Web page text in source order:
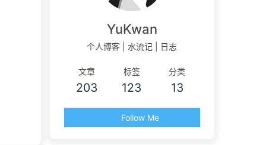
YuKwan
个人博客 | 水流记 | 日志
文章
203
标签
123
分类
13
Follow Me